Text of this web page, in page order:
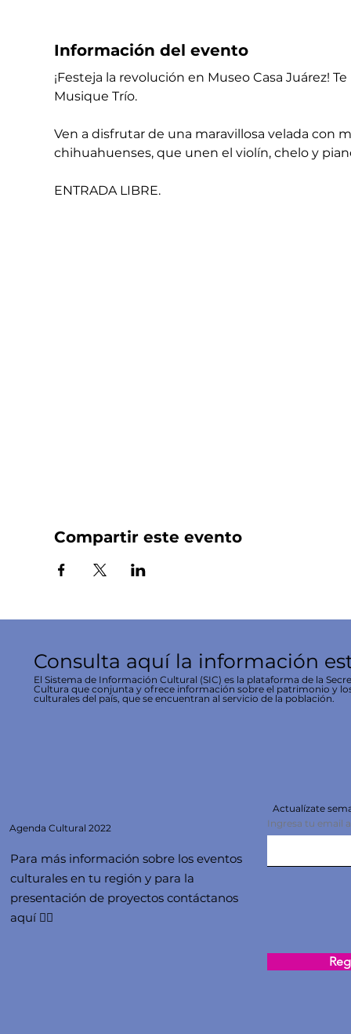
Información del evento
¡Festeja la revolución en Museo Casa Juárez!
Musique Trío.
Ven a disfrutar de una maravillosa velada con
chihuahuenses, que unen el violín, chelo y
ENTRADA LIBRE.
Compartir este evento
Consulta aquí la información
El Sistema de Información Cultural (SIC) es la plataforma de la
Cultura que conjunta y ofrece información sobre el patrimonio y
culturales del país, que se encuentran al servicio de la población.
Agenda Cultural 2022
Para más información sobre los eventos
culturales en tu región y para la
presentación de proyectos contáctanos
aquí 👇🏻
Actualízate
Ingresa tu email